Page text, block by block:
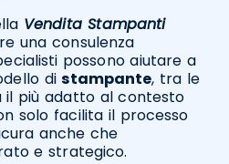
Vendita Stampanti
una consulenza
possono aiutare a
distampante, tra le
il più adatto al contesto
solo facilita il processo
anche che
e strategico.